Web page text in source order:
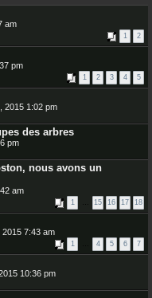
am
1 2
pm
1 2 3 4 5
2015 1:02 pm
des arbres
pm
nous avons un
am
1 … 15 16 17 18
2015 7:43 am
1 4 5 6 7
10:36 pm